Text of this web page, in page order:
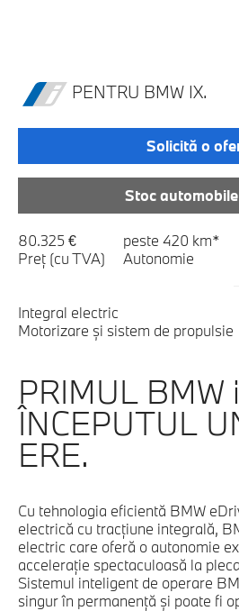
PENTRU BMW IX.
Solicită o
Stoc
80.325 €
Preț (cu TVA)
peste 420 km*
Autonomie
Integral electric
Motorizare şi sistem de propulsie
PRIMUL BMW
ÎNCEPUTUL
ERE.
Cu tehnologia eficientă BMW
electrică cu tracţiune integrală,
electric care oferă o autonomie
acceleraţie spectaculoasă la
Sistemul inteligent de operare
singur în permanenţă şi poate fi